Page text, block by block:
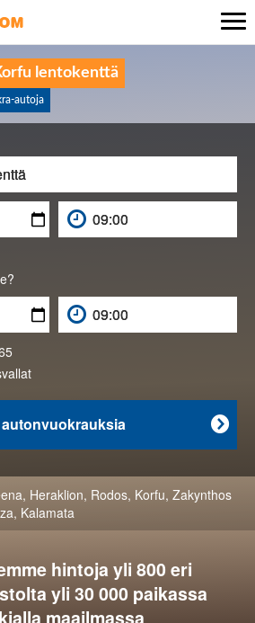
lentokenttä
autoja


autonvuokrauksia
, Heraklion, Rodos, Korfu, Zakynthos
, Kalamata
hintoja yli 800 eri
yli 30 000 paikassa
maailmassa